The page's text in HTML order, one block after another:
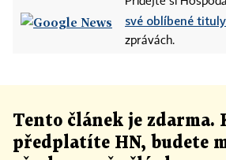
své oblíbené tituly
zprávách.
Tento článek je zdarma.
předplatíte HN, budete